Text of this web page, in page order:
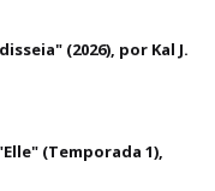
(2026), por Kal J.
(Temporada 1),